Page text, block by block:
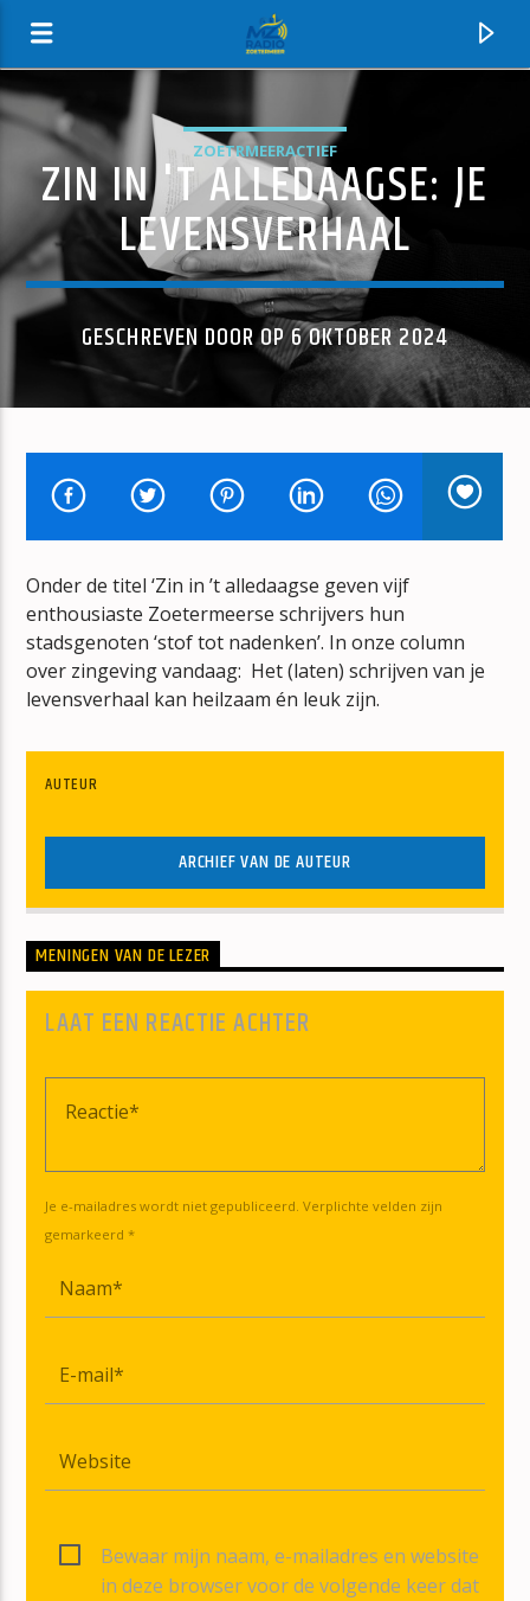
MZ-RADIO
HUIDIG NUMMER
DE CONNECTIE
DE RUITER
mz-radio
ZOETRMEERACTIEF
ZIN IN 'T ALLEDAAGSE: JE
LEVENSVERHAAL
GESCHREVEN DOOR OP 6 OKTOBER 2024
Onder de titel ‘Zin in ’t alledaagse geven vijf
enthousiaste Zoetermeerse schrijvers hun
stadsgenoten ‘stof tot nadenken’. In onze column
over zingeving vandaag: Het (laten) schrijven van je
levensverhaal kan heilzaam én leuk zijn.
AUTEUR
ARCHIEF VAN DE AUTEUR
MENINGEN VAN DE LEZER
LAAT EEN REACTIE ACHTER
Je e-mailadres wordt niet gepubliceerd. Verplichte velden zijn
gemarkeerd *
Bewaar mijn naam, e-mailadres en website
in deze browser voor de volgende keer dat